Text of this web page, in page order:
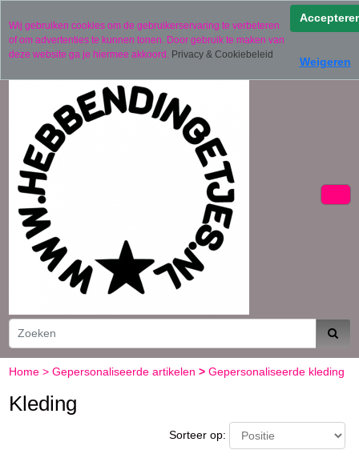
gepersonaliseerde producten)
06 11441834
Home > Gepersonaliseerde artikelen > Gepersonaliseerde kleding
Kleding
Sorteer op:
Wij gebruiken cookies om de gebruikerservaring te verbeteren
of om advertenties te kunnen tonen. Door gebruik te maken van
deze website ga je hiermee akkoord. Privacy & Cookiebeleid
Weigeren